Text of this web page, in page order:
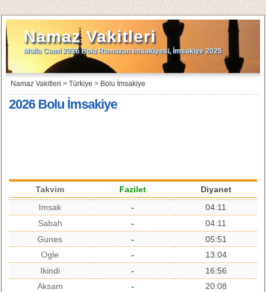
Namaz Vakitleri
Molla Cami 2026 Bolu Ramazan İmsakiyesi, İmsakiye 2025
Namaz Vakitleri >Türkiye > Bolu İmsakiye
2026 Bolu İmsakiye
Takvim
Imsak
Sabah
Gunes
Ogle
Ikindi
Aksam
Fazilet
-
-
-
-
-
-
Diyanet
04:11
04:11
05:51
13:04
16:56
20:08